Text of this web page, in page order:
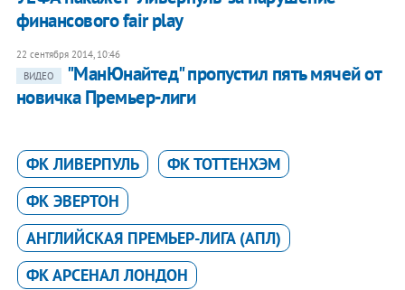
финансового fair play
22 сентября 2014, 10:46
ВИДЕО
"МанЮнайтед" пропустил пять мячей от
новичка Премьер-лиги
ФК ЛИВЕРПУЛЬ
ФК ТОТТЕНХЭМ
ФК ЭВЕРТОН
АНГЛИЙСКАЯ ПРЕМЬЕР-ЛИГА (АПЛ)
ФК АРСЕНАЛ ЛОНДОН